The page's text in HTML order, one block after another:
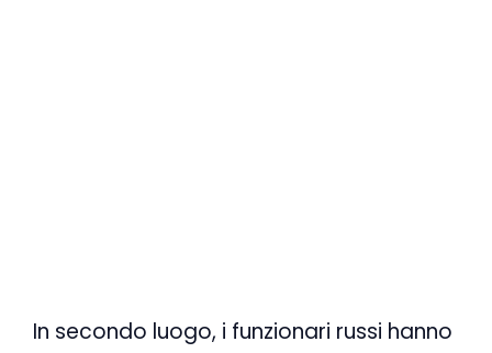
In secondo luogo, i funzionari russi hanno